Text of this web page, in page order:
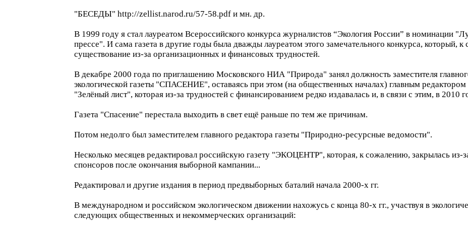
"БЕСЕДЫ" http://zellist.narod.ru/57-58.pdf и мн. др.
В 1999 году я стал лауреатом Всероссийского конкурса журналистов “Экология России” в номинации
прессе". И сама газета в другие годы была дважды лауреатом этого замечательного конкурса, который,
существование из-за организационных и финансовых трудностей.
В декабре 2000 года по приглашению Московского НИА "Природа" занял должность заместителя
экологической газеты "СПАСЕНИЕ", оставаясь при этом (на общественных началах) главным редактором
"Зелёный лист", которая из-за трудностей с финансированием редко издавалась и, в связи с этим, в 2010
Газета "Спасение" перестала выходить в свет ещё раньше по тем же причинам.
Потом недолго был заместителем главного редактора газеты "Природно-ресурсные ведомости".
Несколько месяцев редактировал российскую газету "ЭКОЦЕНТР", которая, к сожалению, закрылась из-
спонсоров после окончания выборной кампании...
Редактировал и другие издания в период предвыборных баталий начала 2000-х гг.
В международном и российском экологическом движении нахожусь с конца 80-х гг., участвуя в
следующих общественных и некоммерческих организаций: